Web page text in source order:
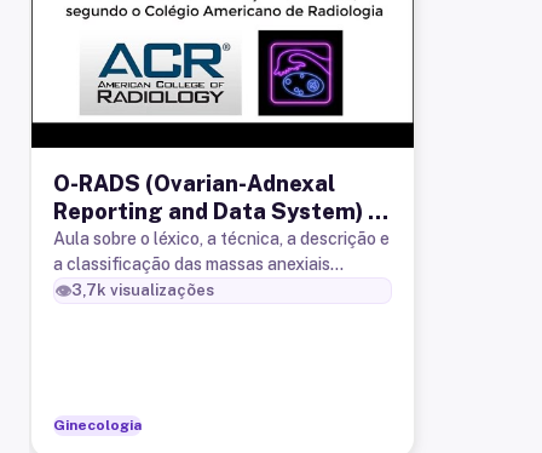
O-RADS (Ovarian-Adnexal
Reporting and Data System) -
Ressonância Magnética
Aula sobre o léxico, a técnica, a descrição e
a classificação das massas anexiais
segundo o O-RADS (Ovarian-Adnexal
👁️3,7k visualizações
Ginecologia